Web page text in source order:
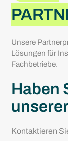
Unsere
Lösungen für
Fachbetriebe.
Haben
Kontaktieren